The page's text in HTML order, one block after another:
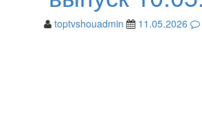
toptvshouadmin 11.05.2026